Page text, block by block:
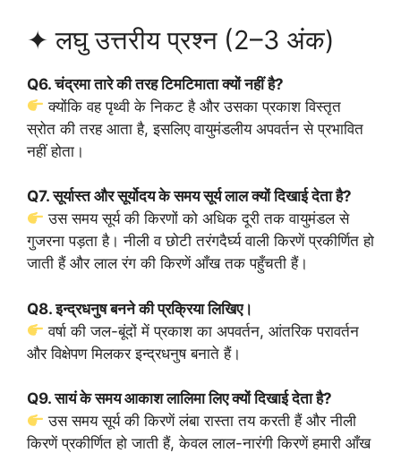
✦ लघु उत्तरीय प्रश्न (2–3 अंक)
Q6. चंद्रमा तारे की तरह टिमटिमाता क्यों नहीं है?
क्योंकि वह पृथ्वी के निकट है और उसका प्रकाश विस्तृत
स्रोत की तरह आता है, इसलिए वायुमंडलीय अपवर्तन से प्रभावित
नहीं होता।
Q7. सूर्यास्त और सूर्योदय के समय सूर्य लाल क्यों दिखाई देता है?
उस समय सूर्य की किरणों को अधिक दूरी तक वायुमंडल से
गुजरना पड़ता है। नीली व छोटी तरंगदैर्घ्य वाली किरणें प्रकीर्णित हो
जाती हैं और लाल रंग की किरणें आँख तक पहुँचती हैं।
Q8. इन्द्रधनुष बनने की प्रक्रिया लिखिए।
वर्षा की जल-बूंदों में प्रकाश का अपवर्तन, आंतरिक परावर्तन
और विक्षेपण मिलकर इन्द्रधनुष बनाते हैं।
Q9. सायं के समय आकाश लालिमा लिए क्यों दिखाई देता है?
उस समय सूर्य की किरणें लंबा रास्ता तय करती हैं और नीली
किरणें प्रकीर्णित हो जाती हैं, केवल लाल-नारंगी किरणें हमारी आँख